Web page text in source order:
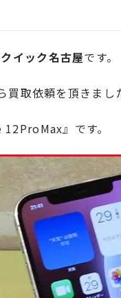
イック名古屋です。
取依頼を頂きまし
』です。